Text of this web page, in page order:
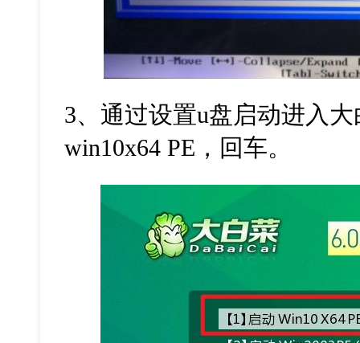
3、通过设置u盘启动进入大
win10x64 PE ，回车。